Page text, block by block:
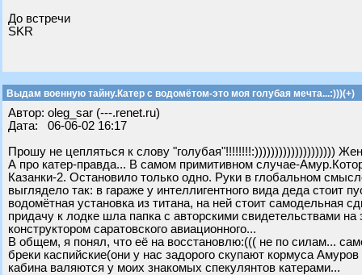
До встречи
SKR
Выдам военную тайну.Катер с водомётом-это моя голубая мечта...:)))(+)
Автор: oleg_sar (---.renet.ru)
Дата: 06-06-02 16:17
Прошу не цепляться к слову "голубая"!!!!!!!!:))))))))))))))))))))
А про катер-правда... В самом примитивном случае-
Казанки-2. Остановило только одно. Руки в глобальном
выглядело так: в гараже у интеллигентного вида деда стоит
водомётная установка из титана, на ней стоит самодельная
придачу к лодке шла папка с авторскими свидетельствами
конструктором саратовского авиационного...
В общем, я понял, что её на восстановлю:((( не по силам...
бреки каспийские(они у нас задорого скупают кормуса
кабина валяются у моих знакомых спекулянтов катерами...